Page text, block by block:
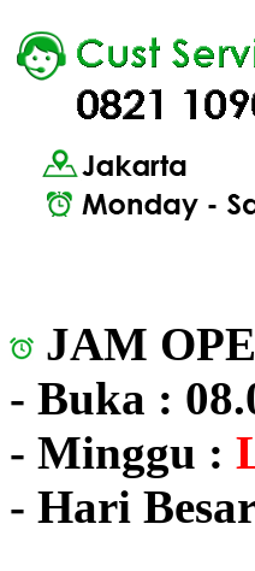
JAM
- Buka :
- Minggu :
- Hari